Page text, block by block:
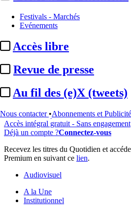
Festivals - Marchés
Evénements
Accès libre
Revue de presse
Au fil des (e)X (tweets)
Nous contacter •Abonnements et Publicité
Cet article est réservé à
99% reste à lire
formules d'abonnement.
Offre d'essai 8 jours
Accès intégral gratuit - Sans engagement
Déjà un compte ?Connectez-vous
Recevez les titres du Quotidien et
Premium en suivant ce lien.
Audiovisuel
A la Une
Institutionnel